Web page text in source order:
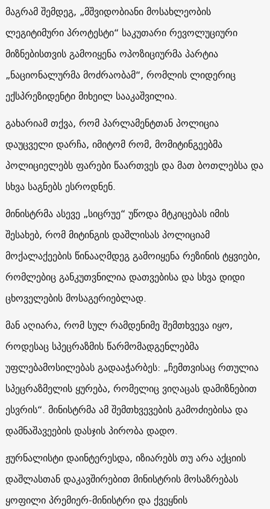
მაგრამ შემდეგ, „მშვიდობიანი მოსახლეობის
ლეგიტიმური პროტესტი“ საკუთარი რევოლუციური
მიზნებისთვის გამოიყენა ოპოზიციურმა პარტია
„ნაციონალურმა მოძრაობამ“, რომლის ლიდერიც
ექსპრეზიდენტი მიხეილ სააკაშვილია.
გახარიამ თქვა, რომ პარლამენტთან პოლიცია
დაუცველი დარჩა, იმიტომ რომ, მომიტინგეებმა
პოლიციელებს ფარები წაართვეს და მათ ბოთლებსა და
სხვა საგნებს ესროდნენ.
მინისტრმა ასევე „სიცრუე“ უწოდა მტკიცებას იმის
შესახებ, რომ მიტინგის დაშლისას პოლიციამ
მოქალაქეების წინააღმდეგ გამოიყენა რეზინის ტყვიები,
რომლებიც განკუთვნილია დათვებისა და სხვა დიდი
ცხოველების მოსაგერიებლად.
მან აღიარა, რომ სულ რამდენიმე შემთხვევა იყო,
როდესაც სპეცრაზმის წარმომადგენლებმა
უფლებამოსილებას გადააჭარბეს: „ჩემთვისაც რთულია
სპეცრაზმელის ყურება, რომელიც ვიღაცას დამიზნებით
ესვრის“. მინისტრმა ამ შემთხვევების გამოძიებისა და
დამნაშავეების დასჯის პირობა დადო.
ჟურნალისტი დაინტერესდა, იზიარებს თუ არა აქციის
დაშლასთან დაკავშირებით მინისტრის მოსაზრებას
ყოფილი პრემიერ-მინისტრი და ქვეყნის